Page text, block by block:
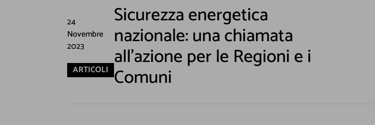
24
Novembre
2023
ARTICOLI
Sicurezza energetica
nazionale: una chiamata
all’azione per le Regioni e i
Comuni